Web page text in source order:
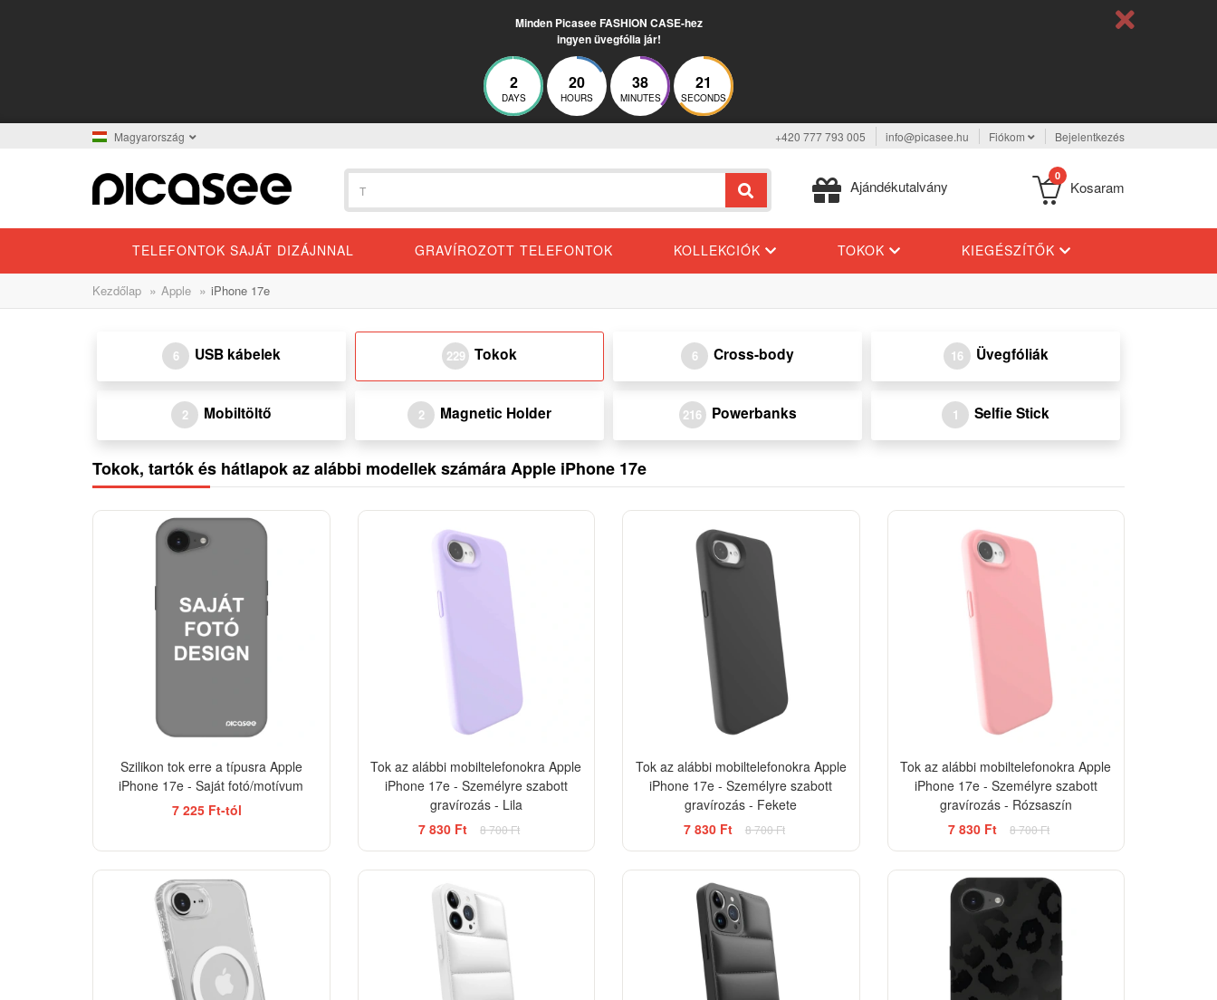
Minden Picasee FASHION CASE-hez
ingyen üvegfólia jár!
2
DAYS
20
HOURS
38
MINUTES
20
SECONDS
Magyarország +420 777 793 005 info@picasee.hu Fiókom Bejelentkezés
Ajándékutalvány
0
Kosaram
TELEFONTOK SAJÁT DIZÁJNNAL GRAVÍROZOTT TELEFONTOK KOLLEKCIÓK TOKOK KIEGÉSZÍTŐK
Kezdőlap » Apple » iPhone 17e
6 USB kábelek 229 Tokok 6 Cross-body 16 Üvegfóliák
2 Mobiltöltő 2 Magnetic Holder 216 Powerbanks 1 Selfie Stick
Tokok, tartók és hátlapok az alábbi modellek számára Apple iPhone 17e
Szilikon tok erre a típusra Apple
iPhone 17e - Saját fotó/motívum
7 225 Ft-tól
Tok az alábbi mobiltelefonokra Apple
iPhone 17e - Személyre szabott
gravírozás - Lila
7 830 Ft
8 700 Ft
Tok az alábbi mobiltelefonokra Apple
iPhone 17e - Személyre szabott
gravírozás - Fekete
7 830 Ft
8 700 Ft
Tok az alábbi mobiltelefonokra Apple
iPhone 17e - Személyre szabott
gravírozás - Rózsaszín
7 830 Ft
8 700 Ft